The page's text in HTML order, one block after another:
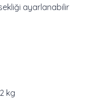
ayarlanabilir
kg